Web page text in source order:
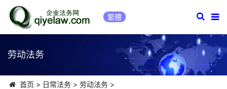
繁體
劳动法务
首页 > 日常法务> 劳动法务>